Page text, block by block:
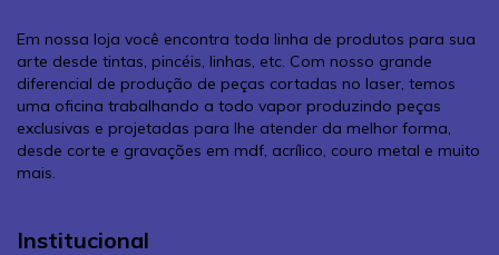
Em nossa loja você encontra toda linha de produtos para sua
arte desde tintas, pincéis, linhas, etc. Com nosso grande
diferencial de produção de peças cortadas no laser, temos
uma oficina trabalhando a todo vapor produzindo peças
exclusivas e projetadas para lhe atender da melhor forma,
desde corte e gravações em mdf, acrílico, couro metal e muito
mais.
Institucional